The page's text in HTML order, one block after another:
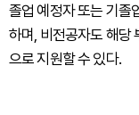
졸업 예정자 또는 기졸
하며, 비전공자도 해당
으로 지원할 수 있다.